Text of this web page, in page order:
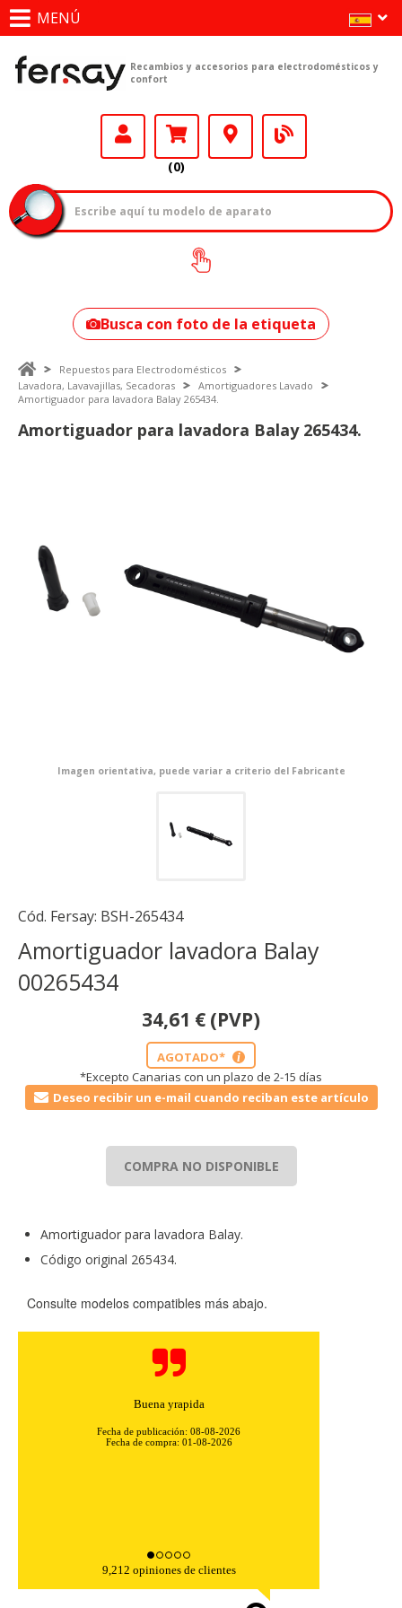
MENÚ
Recambios y accesorios para electrodomésticos y
confort
(0)
¿Cómo encontrar
tu modelo?
Busca con foto de la etiqueta
Repuestos para Electrodomésticos
Lavadora, Lavavajillas, Secadoras
Amortiguadores Lavado
Amortiguador para lavadora Balay 265434.
Amortiguador para lavadora Balay 265434.
Imagen orientativa, puede variar a criterio del Fabricante
Cód. Fersay: BSH-265434
Amortiguador lavadora Balay
00265434
34,61 € (PVP)
AGOTADO* i
*Excepto Canarias con un plazo de 2-15 días
Deseo recibir un e-mail cuando reciban este artículo
COMPRA NO DISPONIBLE
Amortiguador para lavadora Balay.
Código original 265434.
Consulte modelos compatibles más abajo.
Fácil de comprar, con una descripción completa del
Fecha de publicación: 08-08-2026
9,212 opiniones de clientes